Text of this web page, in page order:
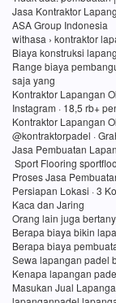
Jasa Kontraktor
ASA Group Indonesia
withasa › kontraktor
Biaya konstruksi
Range biaya
saja yang
Kontraktor Lapangan
Instagram · 18,5 rb+
Kontraktor Lapangan
@kontraktorpadel ·
Jasa Pembuatan
Sport Flooring
Proses Jasa
Persiapan Lokasi · 3
Kaca dan Jaring
Orang lain juga
Berapa biaya bikin
Berapa biaya
Sewa lapangan padel
Kenapa lapangan
Masukan Jual